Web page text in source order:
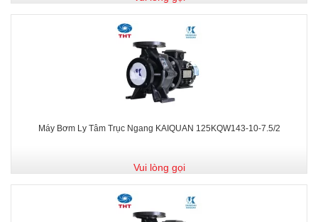
Máy Bơm Ly Tâm Trục Ngang KAIQUAN 125KQW143-10-7.5/2
Vui lòng gọi